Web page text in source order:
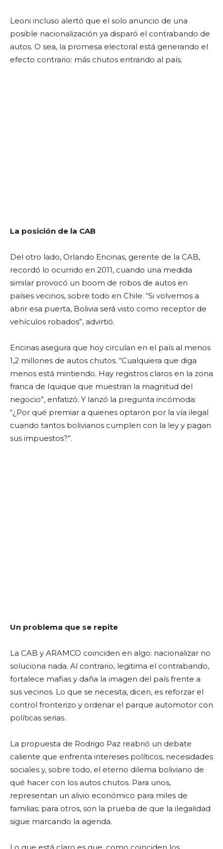
Leoni incluso alertó que el solo anuncio de una
posible nacionalización ya disparó el contrabando de
autos. O sea, la promesa electoral está generando el
efecto contrario: más chutos entrando al país.
La posición de la CAB
Del otro lado, Orlando Encinas, gerente de la CAB,
recordó lo ocurrido en 2011, cuando una medida
similar provocó un boom de robos de autos en
países vecinos, sobre todo en Chile. “Si volvemos a
abrir esa puerta, Bolivia será visto como receptor de
vehículos robados”, advirtió.
Encinas asegura que hoy circulan en el país al menos
1,2 millones de autos chutos. “Cualquiera que diga
menos está mintiendo. Hay registros claros en la zona
franca de Iquique que muestran la magnitud del
negocio”, enfatizó. Y lanzó la pregunta incómoda:
“¿Por qué premiar a quienes optaron por la vía ilegal
cuando tantos bolivianos cumplen con la ley y pagan
sus impuestos?”.
Un problema que se repite
La CAB y ARAMCO coinciden en algo: nacionalizar no
soluciona nada. Al contrario, legitima el contrabando,
fortalece mafias y daña la imagen del país frente a
sus vecinos. Lo que se necesita, dicen, es reforzar el
control fronterizo y ordenar el parque automotor con
políticas serias.
La propuesta de Rodrigo Paz reabrió un debate
caliente que enfrenta intereses políticos, necesidades
sociales y, sobre todo, el eterno dilema boliviano de
qué hacer con los autos chutos. Para unos,
representan un alivio económico para miles de
familias; para otros, son la prueba de que la ilegalidad
sigue marcando la agenda.